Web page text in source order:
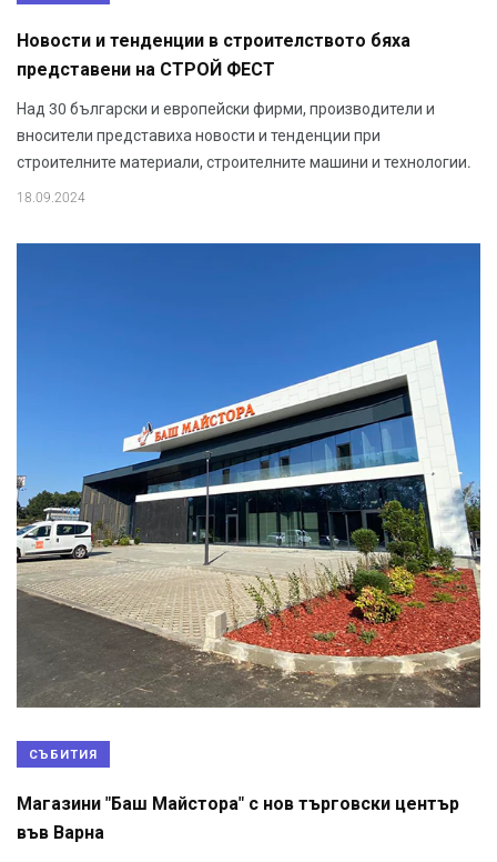
Новости и тенденции в строителството бяха
представени на СТРОЙ ФЕСТ
Над 30 български и европейски фирми, производители и
вносители представиха новости и тенденции при
строителните материали, строителните машини и технологии.
18.09.2024
СЪБИТИЯ
Магазини "Баш Майстора" с нов търговски център
във Варна